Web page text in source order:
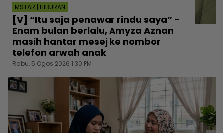
MSTAR | HIBURAN
[V] “Itu saja penawar rindu saya“ -
Enam bulan berlalu, Amyza Aznan
masih hantar mesej ke nombor
telefon arwah anak
Rabu, 5 Ogos 2026 1:30 PM